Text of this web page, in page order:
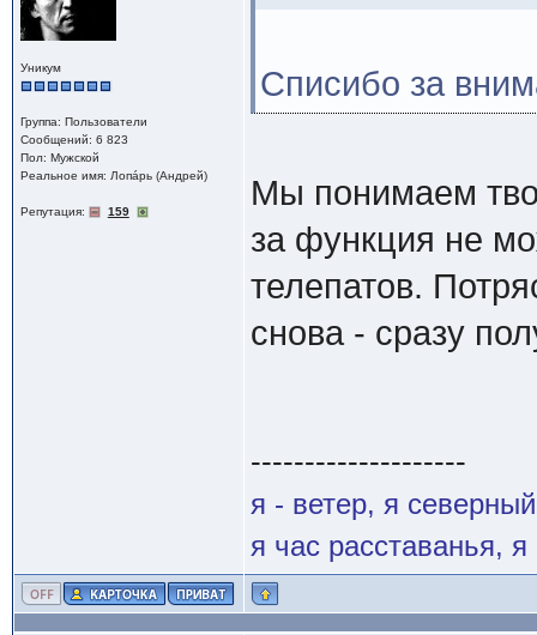
Уникум
Группа: Пользователи
Сообщений: 6 823
Пол: Мужской
Реальное имя: Лопáрь (Андрей)
Репутация: 159
Списибо за
Мы понимаем
за функция не
телепатов.
снова - сразу
--------------------
я - ветер, я
я час расставанья,